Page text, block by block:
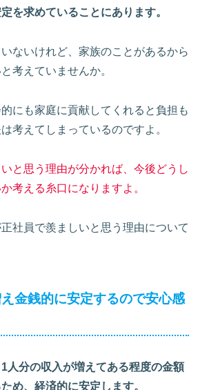
を求めていることにあります。
ないけれど、家族のことがあるから
考えていませんか。
にも家庭に貢献してくれると負担も
考えてしまっているのですよ。
と思う理由が分かれば、今後どうし
考える糸口になりますよ。
社員で羨ましいと思う理由について
金銭的に安定するので安心感
人分の収入が増えてある程度の金額
め、経済的に安定します。